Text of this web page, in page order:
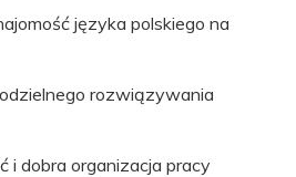
języka polskiego na
rozwiązywania
i dobra organizacja pracy